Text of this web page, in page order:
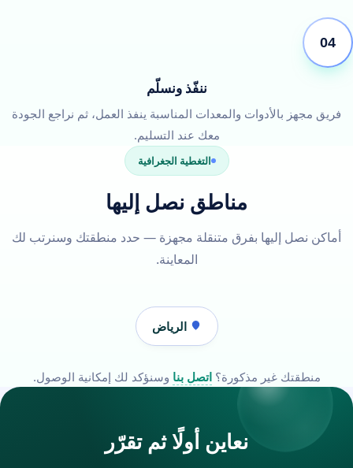
04
ننفّذ ونسلّم
فريق مجهز بالأدوات والمعدات المناسبة ينفذ العمل، ثم نراجع الجودة
معك عند التسليم.
التغطية الجغرافية
مناطق نصل إليها
أماكن نصل إليها بفرق متنقلة مجهزة — حدد منطقتك وسنرتب لك
المعاينة.
الرياض
منطقتك غير مذكورة؟اتصل بنا وسنؤكد لك إمكانية الوصول.
نعاين أولًا ثم تقرّر